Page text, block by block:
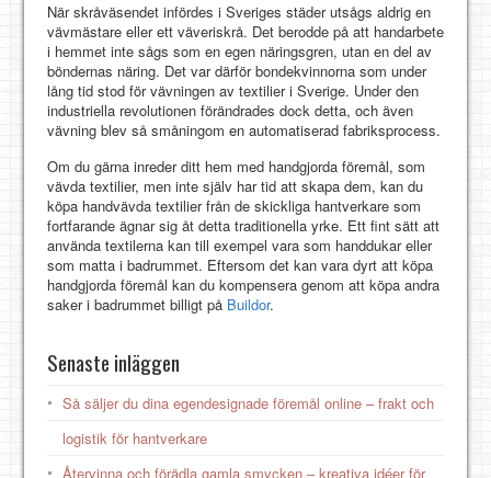
När skråväsendet infördes i Sveriges städer utsågs aldrig en
vävmästare eller ett väveriskrå. Det berodde på att handarbete
i hemmet inte sågs som en egen näringsgren, utan en del av
böndernas näring. Det var därför bondekvinnorna som under
lång tid stod för vävningen av textilier i Sverige. Under den
industriella revolutionen förändrades dock detta, och även
vävning blev så småningom en automatiserad fabriksprocess.
Om du gärna inreder ditt hem med handgjorda föremål, som
vävda textilier, men inte själv har tid att skapa dem, kan du
köpa handvävda textilier från de skickliga hantverkare som
fortfarande ägnar sig åt detta traditionella yrke. Ett fint sätt att
använda textilerna kan till exempel vara som handdukar eller
som matta i badrummet. Eftersom det kan vara dyrt att köpa
handgjorda föremål kan du kompensera genom att köpa andra
saker i badrummet billigt på Buildor.
Senaste inläggen
Så säljer du dina egendesignade föremål online – frakt och
logistik för hantverkare
Återvinna och förädla gamla smycken – kreativa idéer för